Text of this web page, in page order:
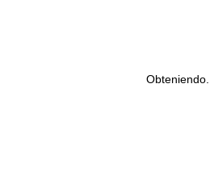
Obteniendo...